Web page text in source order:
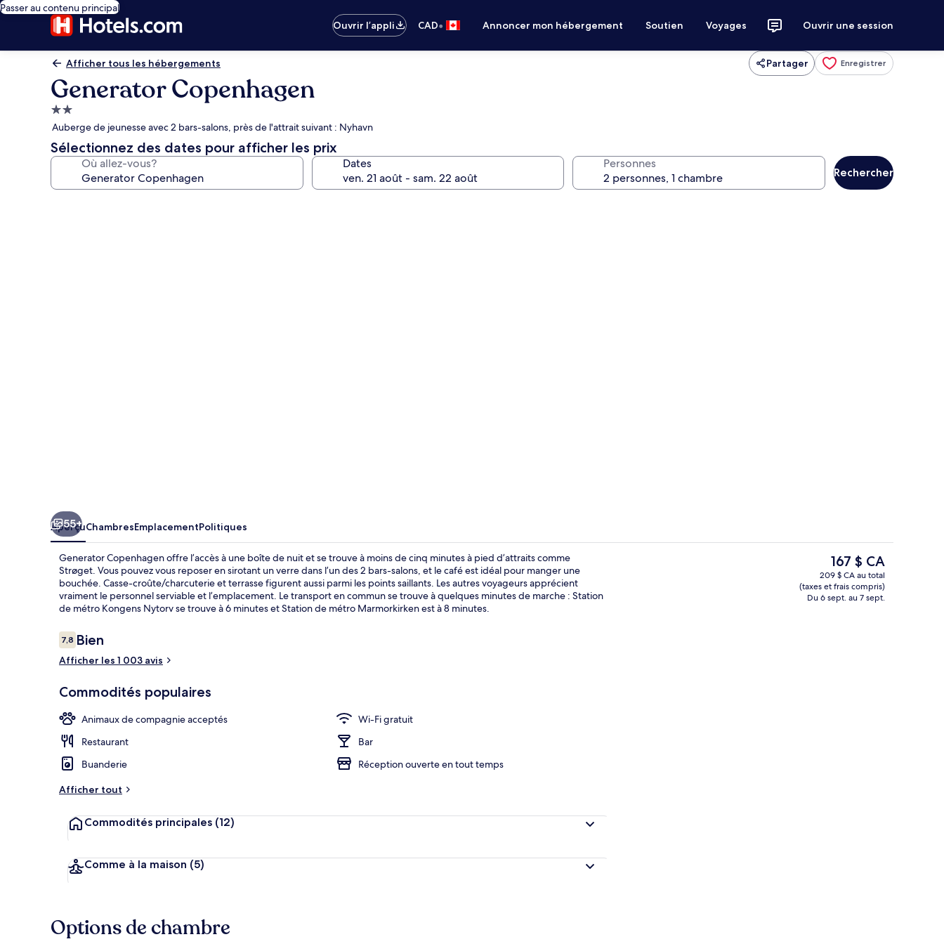
Passer au contenu principal
Ouvrir l’appli
CAD• Annoncer mon hébergement Soutien Voyages Ouvrir une session
Afficher tous les hébergements Partager Enregistrer
Generator Copenhagen
Hébergement
2.0 étoiles
Auberge de jeunesse avec 2 bars-salons, près de l'attrait suivant : Nyhavn
Sélectionnez des dates pour afficher les prix
Où allez-vous? Dates Personnes
Rechercher
Conception de l’immeuble Coin salon du hall
55+
AperçuChambresEmplacementPolitiques
Generator Copenhagen offre l’accès à une boîte de nuit et se trouve à moins de cinq minutes à pied d’attraits comme
Strøget. Vous pouvez vous reposer en sirotant un verre dans l’un des 2 bars-salons, et le café est idéal pour manger une
bouchée. Casse-croûte/charcuterie et terrasse figurent aussi parmi les points saillants. Les autres voyageurs apprécient
vraiment le personnel serviable et l’emplacement. Le transport en commun se trouve à quelques minutes de marche : Station
de métro Kongens Nytorv se trouve à 6 minutes et Station de métro Marmorkirken est à 8 minutes.
Avis
7,87,8 sur 10 –
Bien
Afficher les 1 003 avis
Commodités populaires
Animaux de compagnie acceptés
Wi-Fi gratuit
Restaurant
Bar
Buanderie
Réception ouverte en tout temps
Afficher tout
Commodités principales (12)
Comme à la maison (5)
Le
prix
actuel
est
167 $ CA
209 $ CA au total
(taxes et frais compris)
Du 6 sept. au 7 sept.
Options de chambre